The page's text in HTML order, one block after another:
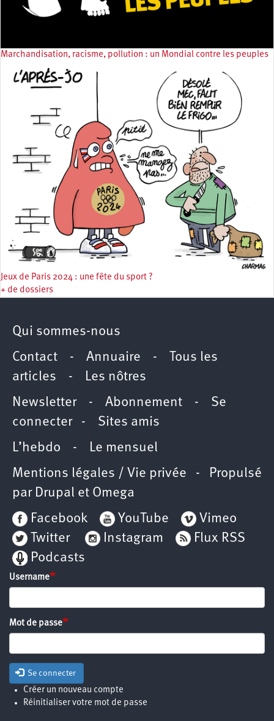
Marchandisation, racisme, pollution : un Mondial contre les peuples
Jeux de Paris 2024 : une fête du sport ?
+ de dossiers
Qui sommes-nous
Contact - Annuaire -
Tous les
articles - Les nôtres
Newsletter- Abonnement - Se
connecter- Sites amis
L’hebdo - Le mensuel
Mentions légales / Vie privée - Propulsé
par Drupal et Omega
Facebook
YouTube
Vimeo
Twitter
Instagram
Flux RSS
Podcasts
Username
Mot de passe
Se connecter
Créer un nouveau compte
Réinitialiser votre mot de passe